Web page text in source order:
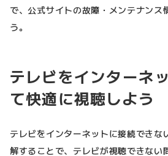
で、公式サイトの故障・メンテナンス
う。
テレビをインターネ
て快適に視聴しよう
テレビをインターネットに接続できな
解することで、テレビが視聴できない